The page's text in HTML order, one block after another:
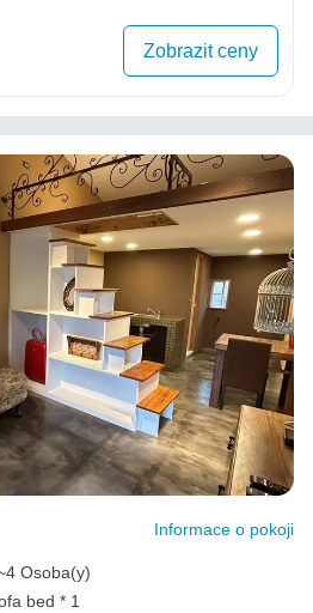
Zobrazit ceny
Informace o pokoji
Osoba(y)
bed * 1